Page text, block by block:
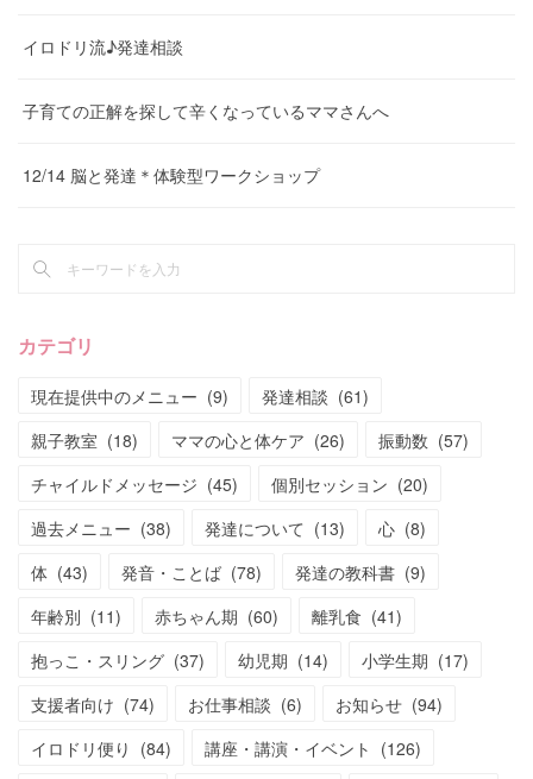
イロドリ流♪発達相談
子育ての正解を探して辛くなっているママさんへ
12/14 脳と発達＊体験型ワークショップ
カテゴリ
現在提供中のメニュー (9) 発達相談 (61)
親子教室 (18) ママの心と体ケア (26) 振動数 (57)
チャイルドメッセージ (45) 個別セッション (20)
過去メニュー (38) 発達について (13) 心 (8)
体 (43) 発音・ことば (78) 発達の教科書 (9)
年齢別 (11) 赤ちゃん期 (60) 離乳食 (41)
抱っこ・スリング (37) 幼児期 (14) 小学生期 (17)
支援者向け (74) お仕事相談 (6) お知らせ (94)
イロドリ便り (84) 講座・講演・イベント (126)